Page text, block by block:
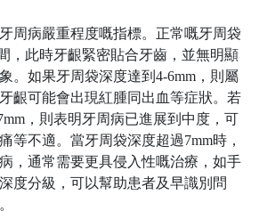
周病嚴重程度嘅指標。正常嘅牙周袋
，此時牙齦緊密貼合牙齒，並無明顯
。如果牙周袋深度達到4-6mm，則屬
齦可能會出現紅腫同出血等症狀。若
，則表明牙周病已進展到中度，可
等不適。當牙周袋深度超過7mm時，
，通常需要更具侵入性嘅治療，如手
度分級，可以幫助患者及早識別問